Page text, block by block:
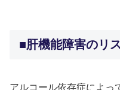
■肝機能障害のリ
アルコール依存症によっ